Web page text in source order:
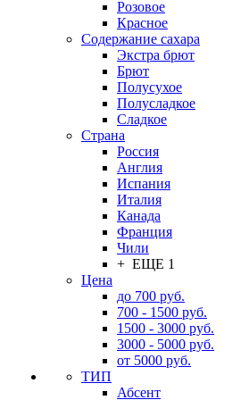
Розовое
Красное
Содержание сахара
Экстра брют
Брют
Полусухое
Полусладкое
Сладкое
Страна
Россия
Англия
Испания
Италия
Канада
Франция
Чили
+ ЕЩЕ 1
Цена
до 700 руб.
700 - 1500 руб.
1500 - 3000 руб.
3000 - 5000 руб.
от 5000 руб.
ТИП
Абсент